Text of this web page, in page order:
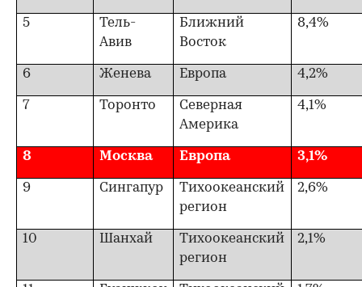
5
Тель-
Авив
Ближний
Восток
8,4%
6 Женева Европа 4,2%
7 Торонто
Северная
Америка
4,1%
8 Москва Европа 3,1%
9 Сингапур
Тихоокеанский
регион
2,6%
10 Шанхай
Тихоокеанский
регион
2,1%